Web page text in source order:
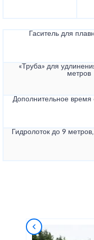
Гаситель для
«Труба» для
метров
Дополнительное
Гидролоток до 9